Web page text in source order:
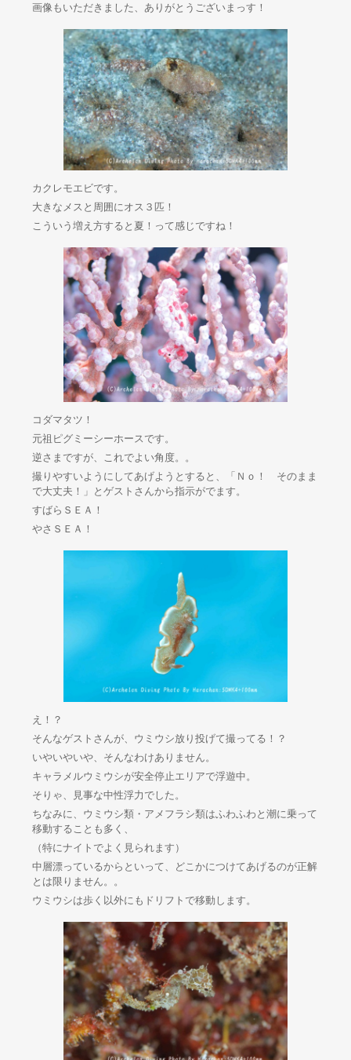
画像もいただきました、ありがとうございまっす！
カクレモエビです。
大きなメスと周囲にオス３匹！
こういう増え方すると夏！って感じですね！
コダマタツ！
元祖ピグミーシーホースです。
逆さまですが、これでよい角度。。
撮りやすいようにしてあげようとすると、「Ｎｏ！ そのまま
で大丈夫！」とゲストさんから指示がでます。
すばらＳＥＡ！
やさＳＥＡ！
え！？
そんなゲストさんが、ウミウシ放り投げて撮ってる！？
いやいやいや、そんなわけありません。
キャラメルウミウシが安全停止エリアで浮遊中。
そりゃ、見事な中性浮力でした。
ちなみに、ウミウシ類・アメフラシ類はふわふわと潮に乗って
移動することも多く、
（特にナイトでよく見られます）
中層漂っているからといって、どこかにつけてあげるのが正解
とは限りません。。
ウミウシは歩く以外にもドリフトで移動します。